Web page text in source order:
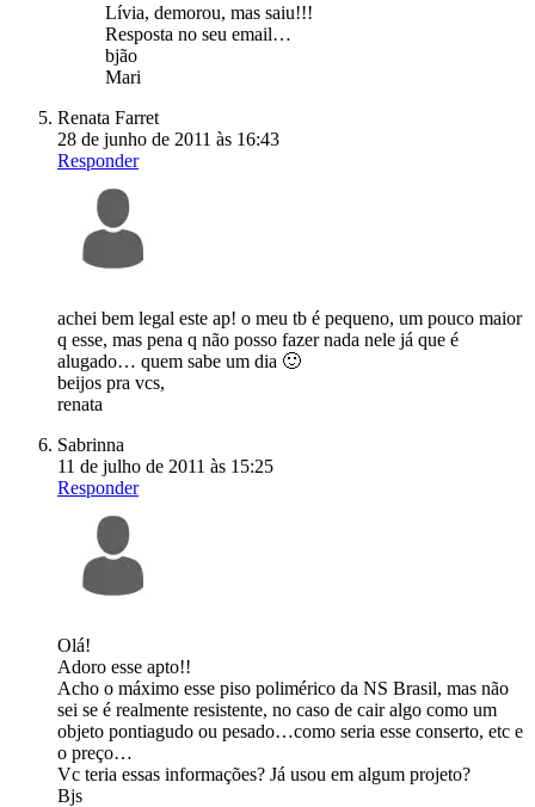
Lívia, demorou, mas saiu!!!
Resposta no seu email…
bjão
Mari
Renata Farret
28 de junho de 2011 às 16:43
Responder
achei bem legal este ap! o meu tb é pequeno, um pouco maior
q esse, mas pena q não posso fazer nada nele já que é
alugado… quem sabe um dia 🙂
beijos pra vcs,
renata
Sabrinna
11 de julho de 2011 às 15:25
Responder
Olá!
Adoro esse apto!!
Acho o máximo esse piso polimérico da NS Brasil, mas não
sei se é realmente resistente, no caso de cair algo como um
objeto pontiagudo ou pesado…como seria esse conserto, etc e
o preço…
Vc teria essas informações? Já usou em algum projeto?
Bjs